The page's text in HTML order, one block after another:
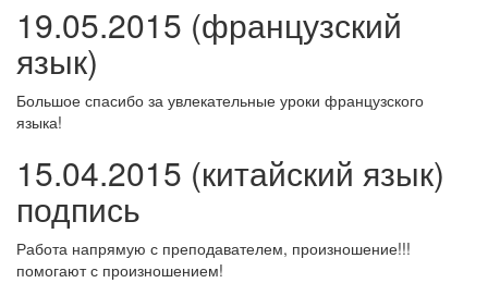
19.05.2015 (французский
язык)
Большое спасибо за увлекательные уроки французского
языка!
15.04.2015 (китайский язык)
подпись
Работа напрямую с преподавателем, произношение!!!
помогают с произношением!